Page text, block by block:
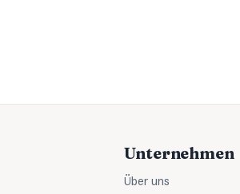
Unternehmen
Über uns